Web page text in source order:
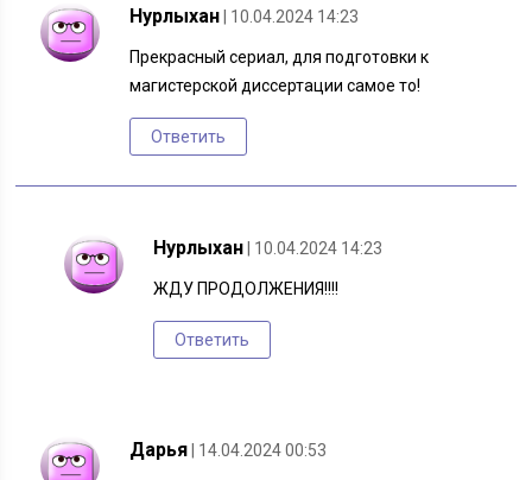
Нурлыхан | 10.04.2024 14:23
Прекрасный сериал, для подготовки к
магистерской диссертации самое то!
Ответить
Нурлыхан | 10.04.2024 14:23
ЖДУ ПРОДОЛЖЕНИЯ!!!!
Ответить
Дарья | 14.04.2024 00:53